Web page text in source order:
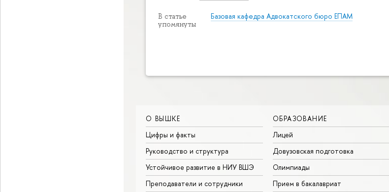
В статье
упомянуты
Базовая кафедра Адвокатского бюро ЕПАМ
О ВЫШКЕ
Цифры и факты
Руководство и структура
Устойчивое развитие в НИУ ВШЭ
Преподаватели и сотрудники
ОБРАЗОВАНИЕ
Лицей
Довузовская подготовка
Олимпиады
Прием в бакалавриат